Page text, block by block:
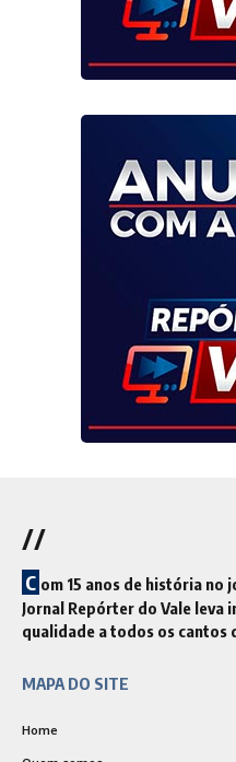
//
C om 15 anos de história no
Jornal Repórter do Vale
qualidade a todos os cantos
MAPA DO SITE
Home